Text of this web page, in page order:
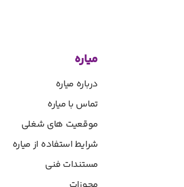
میاره
درباره میاره
تماس با میاره
موقعیت های شغلی
شرایط استفاده از میاره
مستندات فنی